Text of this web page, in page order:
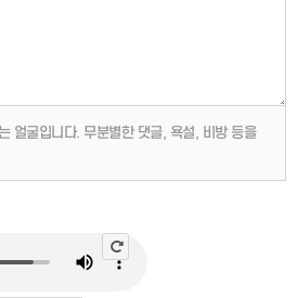
얼굴입니다. 무분별한 댓글, 욕설, 비방 등을